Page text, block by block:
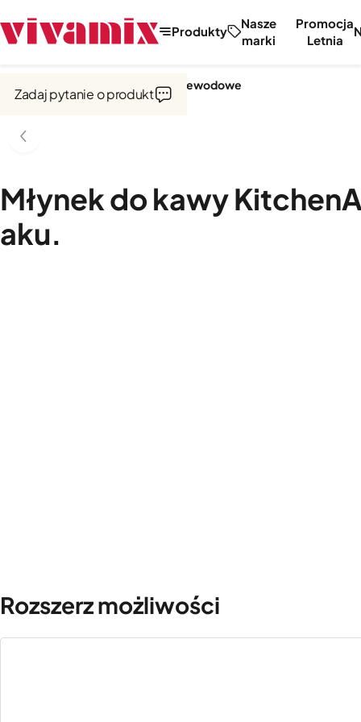
Produkty
Nasze
marki
Promocja
Letnia
Urządzenia bezprzewodowe
Młynek do kawy
aku.
Zadaj pytanie o produkt
Rozszerz możliwości